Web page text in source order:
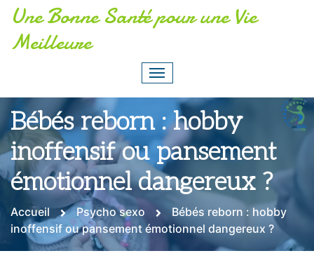
Une Bonne Santé pour une Vie
Meilleure
Bébés reborn : hobby
inoffensif ou pansement
émotionnel dangereux ?
Accueil Psycho sexo
Bébés reborn : hobby
inoffensif ou pansement émotionnel dangereux ?